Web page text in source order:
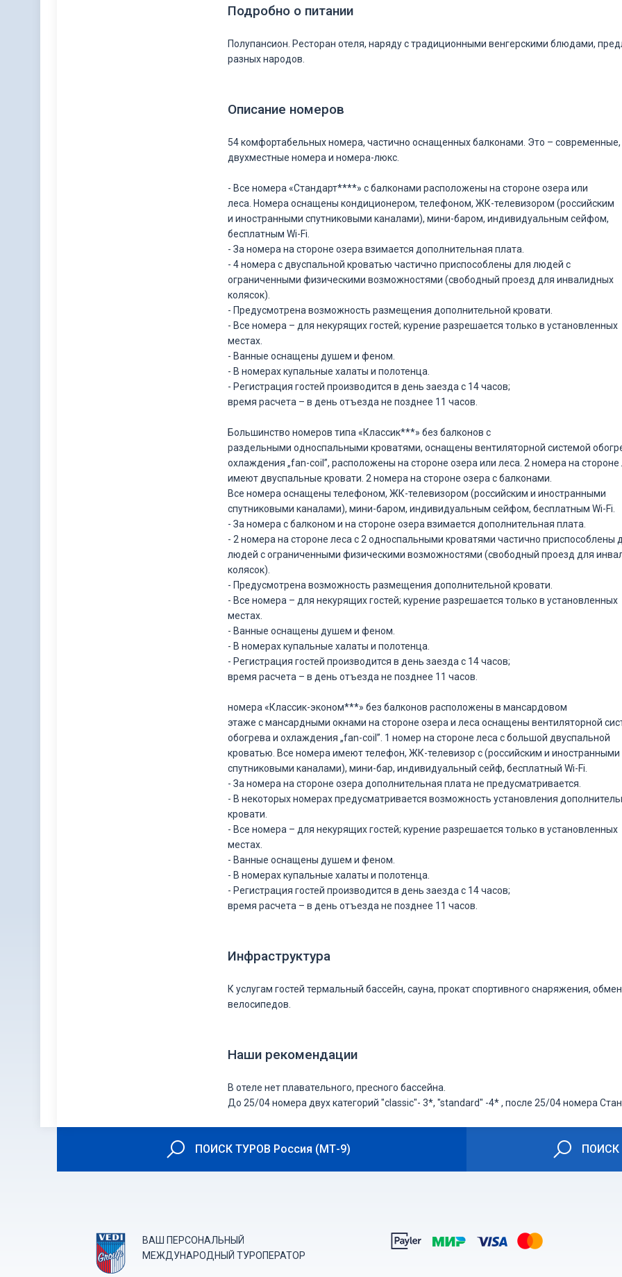
Подробно о питании
Полупансион. Ресторан отеля, наряду с традиционными венгерскими блюдами,
разных народов.
Описание номеров
54 комфортабельных номера, частично оснащенных балконами. Это –
двухместные номера и номера-люкс.
- Все номера «Стандарт****» с балконами расположены на стороне озера или
леса. Номера оснащены кондиционером, телефоном, ЖК-телевизором (российским
и иностранными спутниковыми каналами), мини-баром, индивидуальным сейфом,
бесплатным Wi-Fi.
- За номера на стороне озера взимается дополнительная плата.
- 4 номера с двуспальной кроватью частично приспособлены для людей с
ограниченными физическими возможностями (свободный проезд для инвалидных
колясок).
- Предусмотрена возможность размещения дополнительной кровати.
- Все номера – для некурящих гостей; курение разрешается только в установленных
местах.
- Ванные оснащены душем и феном.
- В номерах купальные халаты и полотенца.
- Регистрация гостей производится в день заезда с 14 часов;
время расчета – в день отъезда не позднее 11 часов.
Большинство номеров типа «Классик***» без балконов с
раздельными односпальными кроватями, оснащены вентиляторной системой
охлаждения „fan-coil”, расположены на стороне озера или леса. 2 номера на стороне
имеют двуспальные кровати. 2 номера на стороне озера с балконами.
Все номера оснащены телефоном, ЖК-телевизором (российским и иностранными
спутниковыми каналами), мини-баром, индивидуальным сейфом, бесплатным Wi-Fi.
- За номера с балконом и на стороне озера взимается дополнительная плата.
- 2 номера на стороне леса с 2 односпальными кроватями частично приспособлены
людей с ограниченными физическими возможностями (свободный проезд для
колясок).
- Предусмотрена возможность размещения дополнительной кровати.
- Все номера – для некурящих гостей; курение разрешается только в установленных
местах.
- Ванные оснащены душем и феном.
- В номерах купальные халаты и полотенца.
- Регистрация гостей производится в день заезда с 14 часов;
время расчета – в день отъезда не позднее 11 часов.
номера «Классик-эконом***» без балконов расположены в мансардовом
этаже с мансардными окнами на стороне озера и леса оснащены вентиляторной
обогрева и охлаждения „fan-сoil”. 1 номер на стороне леса с большой двуспальной
кроватью. Все номера имеют телефон, ЖК-телевизор с (российским и иностранными
спутниковыми каналами), мини-бар, индивидуальный сейф, бесплатный Wi-Fi.
- За номера на стороне озера дополнительная плата не предусматривается.
- В некоторых номерах предусматривается возможность установления
кровати.
- Все номера – для некурящих гостей; курение разрешается только в установленных
местах.
- Ванные оснащены душем и феном.
- В номерах купальные халаты и полотенца.
- Регистрация гостей производится в день заезда с 14 часов;
время расчета – в день отъезда не позднее 11 часов.
Инфраструктура
К услугам гостей термальный бассейн, сауна, прокат спортивного снаряжения,
велосипедов.
Наши рекомендации
В отеле нет плавательного, пресного бассейна.
До 25/04 номера двух категорий "classic"- 3*, "standard" -4* , после 25/04 номера
ПОИСК ТУРОВ Россия (МТ-9) ПОИСК
ВАШ ПЕРСОНАЛЬНЫЙ
МЕЖДУНАРОДНЫЙ ТУРОПЕРАТОР